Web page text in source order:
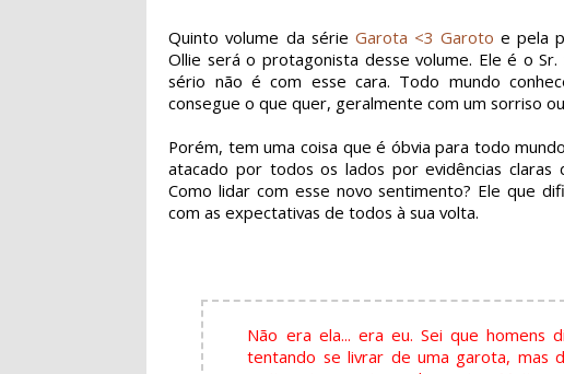
Quinto volume da série Garota <3 Garoto e pela
Ollie será o protagonista desse volume. Ele é o
sério não é com esse cara. Todo mundo
consegue o que quer, geralmente com um sorriso
Porém, tem uma coisa que é óbvia para todo
atacado por todos os lados por evidências
Como lidar com esse novo sentimento? Ele que
com as expectativas de todos à sua volta.
Não era ela... era eu. Sei que homens
tentando se livrar de uma garota, mas